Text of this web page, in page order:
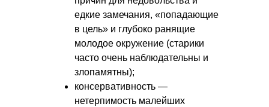
едкие замечания, «попадающие
в цель» и глубоко ранящие
молодое окружение (старики
часто очень наблюдательны и
злопамятны);
консервативность —
нетерпимость малейших